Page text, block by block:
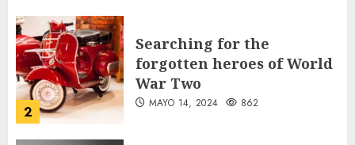
2
Searching for the
forgotten heroes of World
War Two
MAYO 14, 2024 862